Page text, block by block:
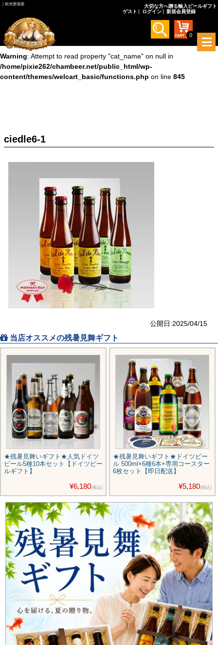
/home/pixie262/chambeer.net/public_html/wp-
content/themes/welcart_basic/functions.php
on line 845
Warning: Attempt to read property "cat_name" on null in
/home/pixie262/chambeer.net/public_html/wp-
content/themes/welcart_basic/functions.php on line 845
｜欧州麦酒屋
大切な方へ贈る輸入ビールギフト
ゲスト
ログイン 新規会員登録
0
メ
ニ
ciedle6-1
公開日:2025/04/15
当店オススメの残暑見舞ギフト
★残暑見舞いギフト★人気ドイツ
ビール5種10本セット【ドイツビー
ルギフト】
¥6,180(税込)
★残暑見舞いギフト★ドイツビー
ル 500ml×6種6本+専用コースター
6枚セット【即日配送】
¥5,180(税込)